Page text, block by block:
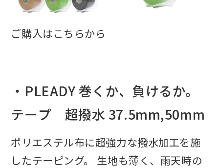
ご購入はこちらから
・PLEADY 巻くか、負けるか。
テープ 超撥水 37.5mm,50mm
ポリエステル布に超強力な撥水加工を施
したテーピング。 生地も薄く、雨天時の